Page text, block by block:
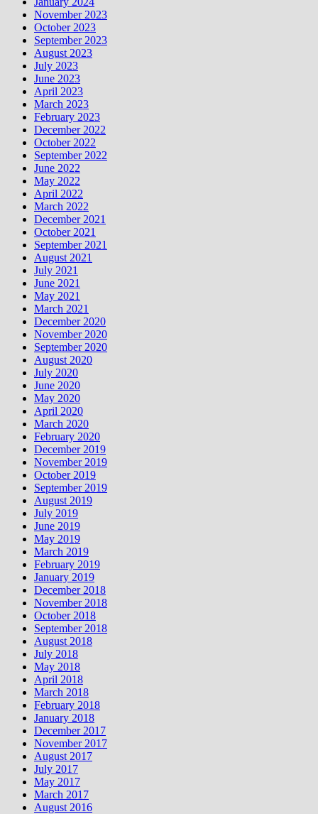
November 2023
October 2023
September 2023
August 2023
July 2023
June 2023
April 2023
March 2023
February 2023
December 2022
October 2022
September 2022
June 2022
May 2022
April 2022
March 2022
December 2021
October 2021
September 2021
August 2021
July 2021
June 2021
May 2021
March 2021
December 2020
November 2020
September 2020
August 2020
July 2020
June 2020
May 2020
April 2020
March 2020
February 2020
December 2019
November 2019
October 2019
September 2019
August 2019
July 2019
June 2019
May 2019
March 2019
February 2019
January 2019
December 2018
November 2018
October 2018
September 2018
August 2018
July 2018
May 2018
April 2018
March 2018
February 2018
January 2018
December 2017
November 2017
August 2017
July 2017
May 2017
March 2017
August 2016